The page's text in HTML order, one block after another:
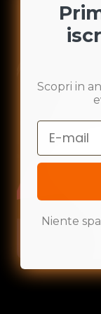
Scopri in
Email
Niente